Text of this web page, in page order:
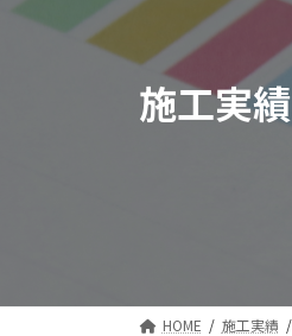
施工実績
HOME 施工実績